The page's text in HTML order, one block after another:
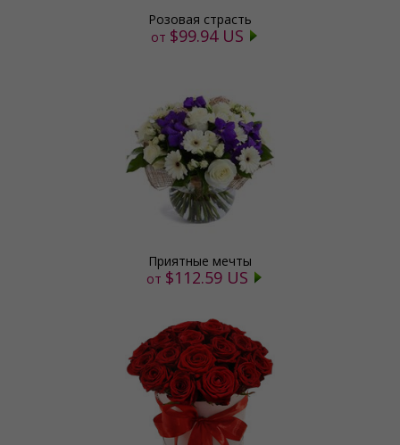
Розовая страсть
от $99.94 US
Приятные мечты
от $112.59 US